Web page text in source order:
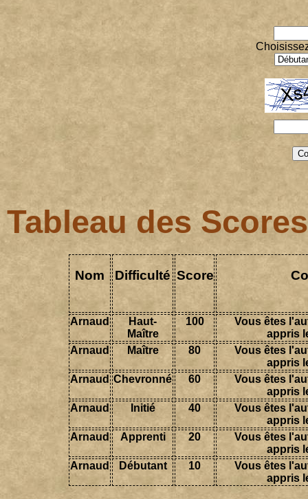
Tableau des Scores
Nom Difficulté Score
Arnaud
Haut-
Maître
100
Vous êtes
appris
Arnaud
Maître 80
Vous êtes
appris
Arnaud Chevronné 60
Vous êtes
appris
Arnaud
Initié 40
Vous êtes
appris
Arnaud
Apprenti 20
Vous êtes
appris
Arnaud
Débutant 10
Vous êtes
appris